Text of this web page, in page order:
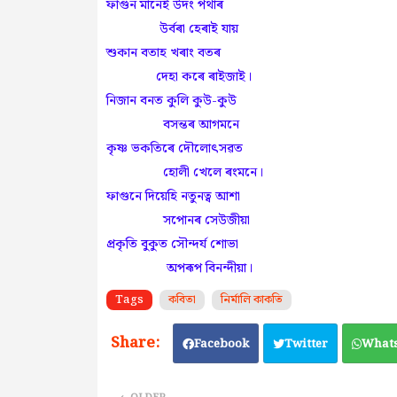
ফাগুন মানেই উদং পথাৰ
উৰ্বৰা হেৰাই যায়
শুকান বতাহ খৰাং বতৰ
দেহা কৰে ৰাইজাই।
নিজান বনত কুলি কুউ-কুউ
বসন্তৰ আগমনে
কৃষ্ণ ভকতিৰে দৌলোৎসৱত
হোলী খেলে ৰংমনে।
ফাগুনে দিয়েহি নতুনত্ব আশা
সপোনৰ সেউজীয়া
প্ৰকৃতি বুকুত সৌন্দৰ্য শোভা
অপৰূপ বিনন্দীয়া।
Tags কবিতা নিৰ্মালি কাকতি
Facebook Twitter